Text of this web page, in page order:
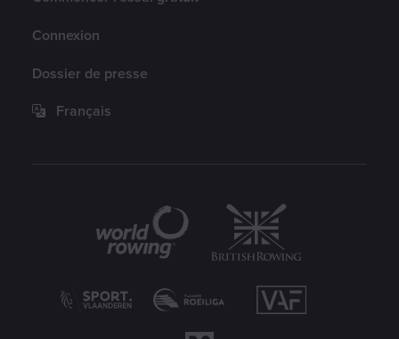
Connexion
Dossier de presse
Français
Partenaires